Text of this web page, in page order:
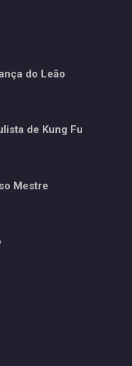
do Leão
de Kung Fu
Mestre